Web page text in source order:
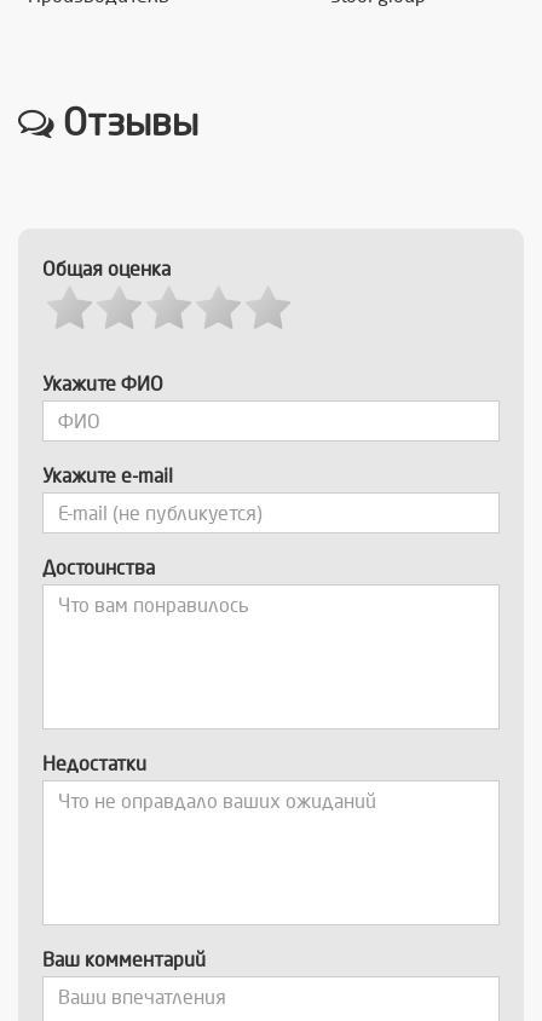
Отзывы
Общая оценка
Укажите ФИО
Укажите e-mail
Достоинства
Недостатки
Ваш комментарий